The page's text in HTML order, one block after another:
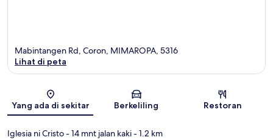
Peta
Mabintangen Rd, Coron, MIMAROPA, 5316
Lihat di peta
Yang ada di sekitar Berkeliling Restoran
Iglesia ni Cristo- 14 mnt jalan kaki- 1.2 km